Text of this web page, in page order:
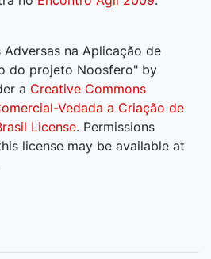
na Aplicação de
do projeto Noosfero" by
a Creative Commons
Vedada a Criação de
License. Permissions
license may be available at